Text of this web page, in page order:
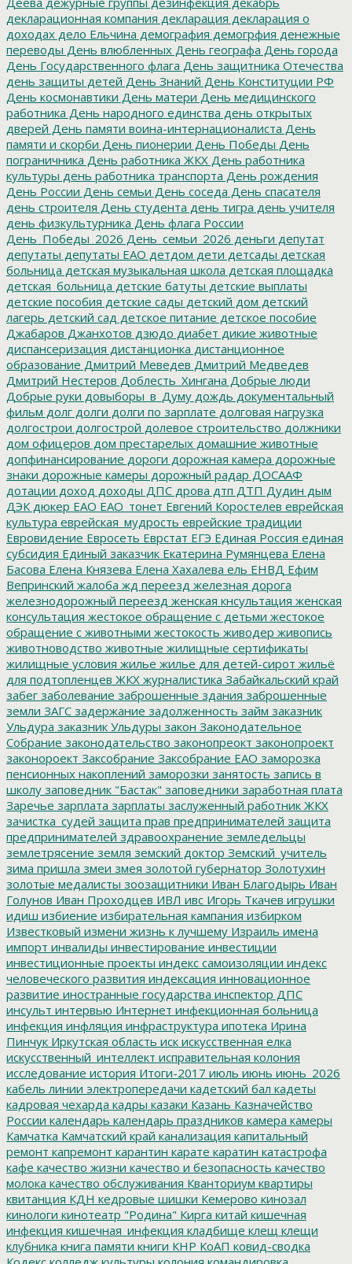
декларационная компания декларация декларация о
доходах дело Ельчина демография демогрфия денежные
переводы День влюбленных День географа День города
День Государственного флага День защитника Отечества
день защиты детей День Знаний День Конституции РФ
День космонавтики День матери День медицинского
работника День народного единства день открытых
дверей День памяти воина-интернационалиста День
памяти и скорби День пионерии День Победы День
пограничника День работника ЖКХ День работника
культуры день работника транспорта День рождения
День России День семьи День соседа День спасателя
день строителя День студента день тигра день учителя
день физкультурника День флага России
День_Победы_2026 День_семьи_2026 деньги депутат
депутаты депутаты ЕАО детдом дети детсады детская
больница детская музыкальная школа детская площадка
детская_больница детские батуты детские выплаты
детские пособия детские сады детский дом детский
лагерь детский сад детское питание детское пособие
Джабаров Джанхотов дзюдо диабет дикие животные
диспансеризация дистанционка дистанционное
образование Дмитрий Меведев Дмитрий Медведев
Дмитрий Нестеров Доблесть_Хингана Добрые люди
Добрые руки довыборы_в_Думу дождь документальный
фильм долг долги долги по зарплате долговая нагрузка
долгострои долгострой долевое строительство должники
дом офицеров дом престарелых домашние животные
допфинансирование дороги дорожная камера дорожные
знаки дорожные камеры дорожный радар ДОСААФ
дотации доход доходы ДПС дрова дтп ДТП Дудин дым
ДЭК дюкер ЕАО ЕАО_тонет Евгений Коростелев еврейская
культура еврейская_мудрость еврейские традиции
Евровидение Евросеть Еврстат ЕГЭ Единая Россия единая
субсидия Единый заказчик Екатерина Румянцева Елена
Басова Елена Князева Елена Хахалева ель ЕНВД Ефим
Вепринский жалоба жд переезд железная дорога
железнодорожный переезд женская кнсультация женская
консультация жестокое обращение с детьми жестокое
обращение с животными жестокость живодер живопись
животноводство животные жилищные сертификаты
жилищные условия жилье жилье для детей-сирот жильё
для подтопленцев ЖКХ журналистика Забайкальский край
забег заболевание заброшенные здания заброшенные
земли ЗАГС задержание задолженность займ заказник
Ульдура заказник Ульдуры закон Законодательное
Собрание законодательство законопреокт законопроект
законороект Заксобрание Заксобрание ЕАО заморозка
пенсионных накоплений заморозки занятость запись в
школу заповедник "Бастак" заповедники заработная плата
Заречье зарплата зарплаты заслуженный работник ЖКХ
зачистка_судей защита прав предпринимателей защита
предпринимателей здравоохранение земледельцы
землетрясение земля земский доктор Земский_учитель
зима пришла змеи змея золотой губернатор Золотухин
золотые медалисты зоозащитники Иван Благодырь Иван
Голунов Иван Проходцев ИВЛ ивс Игорь Ткачев игрушки
идиш избиение избирательная кампания избирком
Известковый измени жизнь к лучшему Израиль имена
импорт инвалиды инвестирование инвестиции
инвестиционные проекты индекс самоизоляции индекс
человеческого развития индексация инновационное
развитие иностранные государства инспектор ДПС
инсульт интервью Интернет инфекционная больница
инфекция инфляция инфраструктура ипотека Ирина
Пинчук Иркутская область иск искусственная елка
искусственный_интеллект исправительная колония
исследование история Итоги-2017 июль июнь июнь_2026
кабель линии электропередачи кадетский бал кадеты
кадровая чехарда кадры казаки Казань Казначейство
России календарь календарь праздников камера камеры
Камчатка Камчатский край канализация капитальный
ремонт капремонт карантин карате каратин катастрофа
кафе качество жизни качество и безопасность качество
молока качество обслуживания Кванториум квартиры
квитанция КДН кедровые шишки Кемерово кинозал
кинологи кинотеатр "Родина" Кирга китай кишечная
инфекция кишечная_инфекция кладбище клещ клещи
клубника книга памяти книги КНР КоАП ковид-сводка